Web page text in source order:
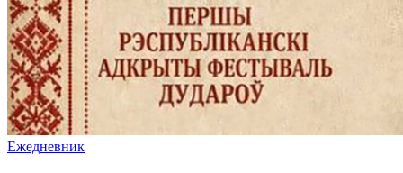
Ежедневник